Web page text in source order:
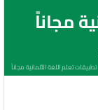
مجاناً
تطبيقات تعلم اللغة الألمانية مجاناً